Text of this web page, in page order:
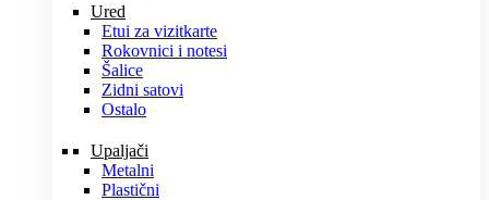
Ured
Etui za vizitkarte
Rokovnici i notesi
Šalice
Zidni satovi
Ostalo
Upaljači
Metalni
Plastični